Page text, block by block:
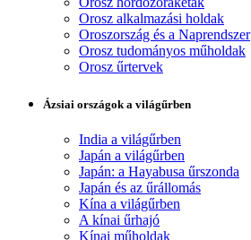
Orosz alkalmazási holdak
Oroszország és a Naprendszer
Orosz tudományos műholdak
Orosz űrtervek
Ázsiai országok a világűrben
India a világűrben
Japán a világűrben
Japán: a Hayabusa űrszonda
Japán és az űrállomás
Kína a világűrben
A kínai űrhajó
Kínai műholdak